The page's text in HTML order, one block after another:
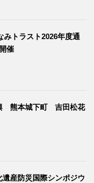
みトラスト2026年度通
催
熊本城下町 吉田松花
遺産防災国際シンポジウ